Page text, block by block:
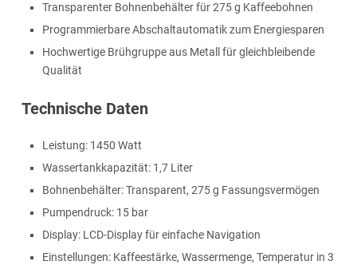
Transparenter Bohnenbehälter für 275 g Kaffeebohnen
Programmierbare Abschaltautomatik zum Energiesparen
Hochwertige Brühgruppe aus Metall für gleichbleibende
Qualität
Technische Daten
Leistung: 1450 Watt
Wassertankkapazität: 1,7 Liter
Bohnenbehälter: Transparent, 275 g Fassungsvermögen
Pumpendruck: 15 bar
Display: LCD-Display für einfache Navigation
Einstellungen: Kaffeestärke, Wassermenge, Temperatur in 3